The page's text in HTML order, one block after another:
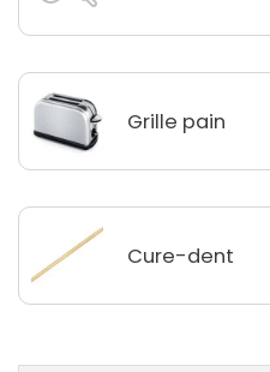
Grille pain
Cure-dent